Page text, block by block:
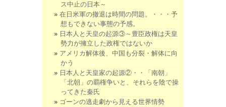
ス中止の日本～
在日米軍の撤退は時間の問題。・・・予
想もできない事態の予感。
日本人と天皇の起源③～豊臣政権は天皇
勢力が擁立した政権ではないか
アメリカ解体後、中国も分裂・解体に向
かう
日本人と天皇家の起源②・・「南朝」
「北朝」の覇権争いと、それらを陰で操
ってきた秦氏
ゴーンの逃走劇から見える世界情勢